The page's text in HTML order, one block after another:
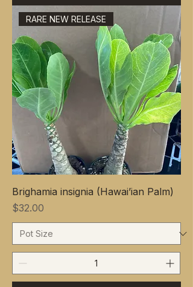
RARE NEW RELEASE
Brighamia insignia (Hawai’ian Palm)
価格
$32.00